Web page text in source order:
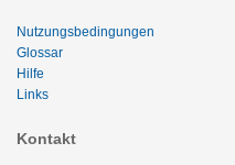
Nutzungsbedingungen
Glossar
Hilfe
Links
Kontakt